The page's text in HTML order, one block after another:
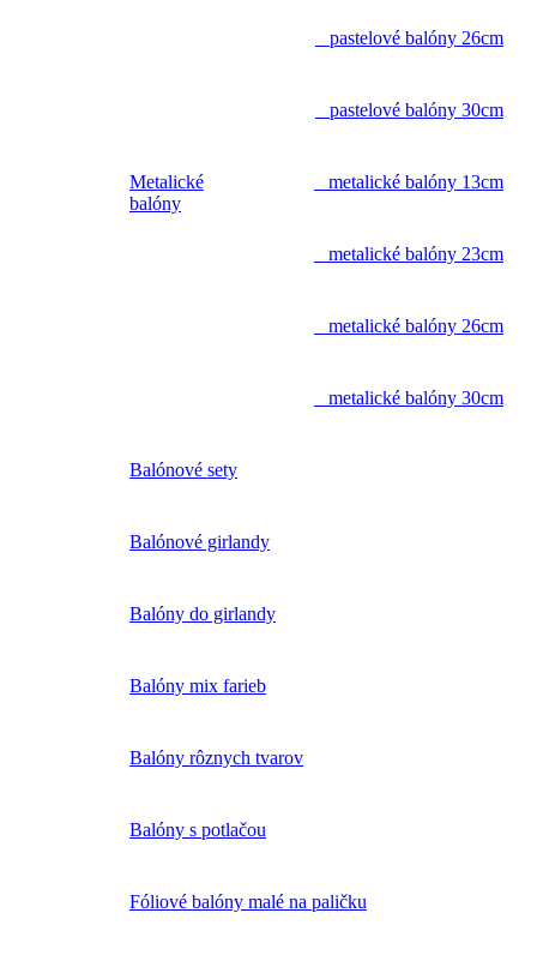
pastelové balóny 26cm
pastelové balóny 30cm
Metalické
balóny
metalické balóny 13cm
metalické balóny 23cm
metalické balóny 26cm
metalické balóny 30cm
Balónové sety
Balónové girlandy
Balóny do girlandy
Balóny mix farieb
Balóny rôznych tvarov
Balóny s potlačou
Fóliové balóny malé na paličku